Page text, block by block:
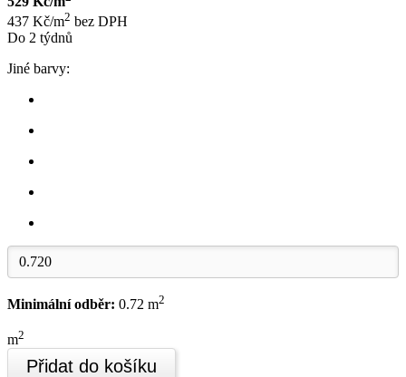
437 Kč/m2 bez DPH
Do 2 týdnů
Jiné barvy:
Minimální odběr: 0.72 m2
m2
Přidat do košíku